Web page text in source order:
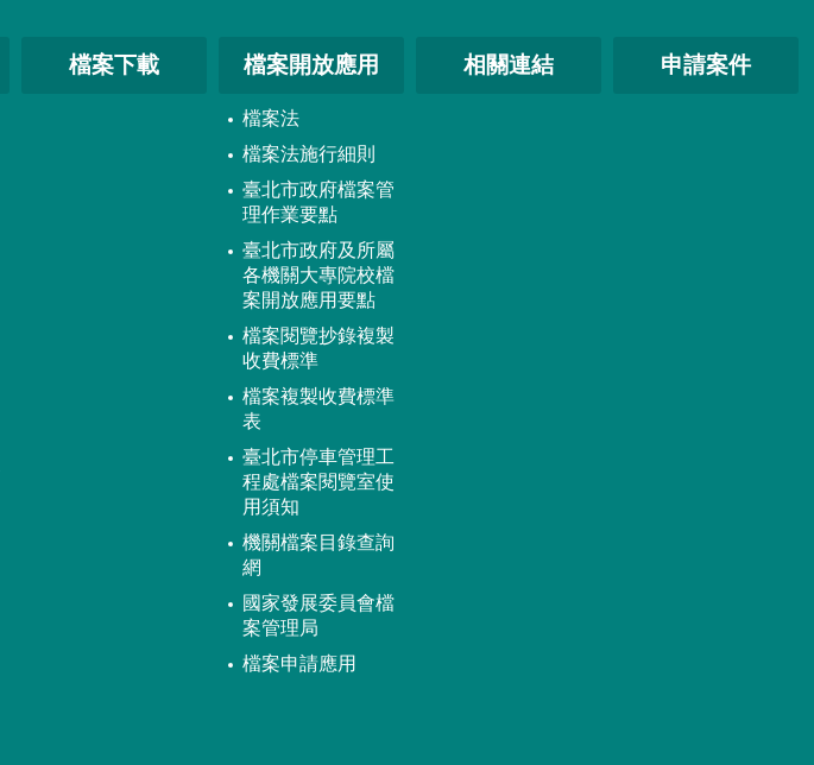
檔案下載 檔案開放應用
檔案法
檔案法施行細則
臺北市政府檔案管
理作業要點
臺北市政府及所屬
各機關大專院校檔
案開放應用要點
檔案閱覽抄錄複製
收費標準
檔案複製收費標準
表
臺北市停車管理工
程處檔案閱覽室使
用須知
機關檔案目錄查詢
網
國家發展委員會檔
案管理局
檔案申請應用
相關連結 申請案件